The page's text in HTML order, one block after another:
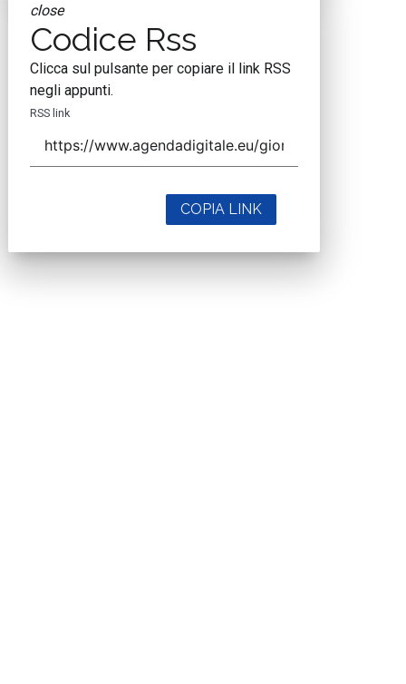
close
Codice Rss
Clicca sul pulsante per copiare il link RSS
negli appunti.
RSS link
COPIA LINK